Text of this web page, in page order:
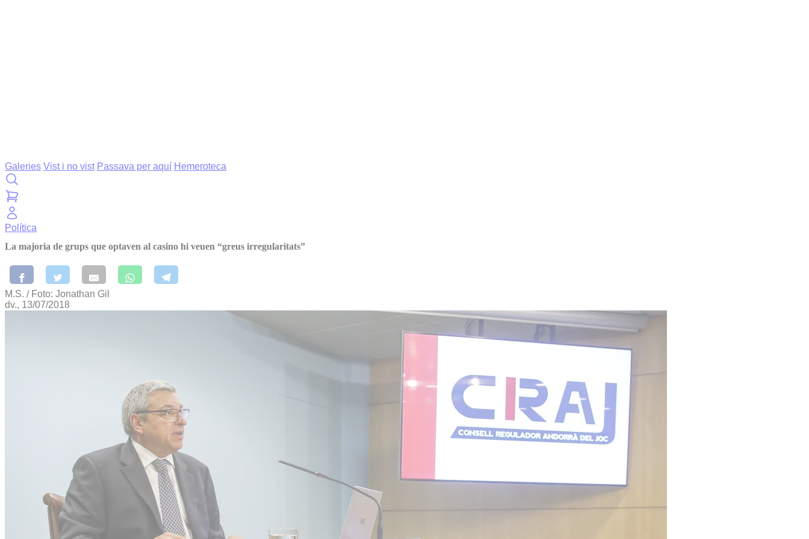
Galeries Vist i no vist Passava per aquí Hemeroteca
Política
La majoria de grups que optaven al casino hi veuen “greus irregularitats”
M.S. / Foto: Jonathan Gil
dv., 13/07/2018